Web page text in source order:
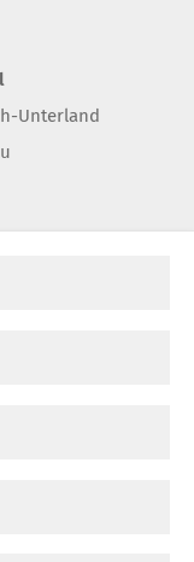
Unterland